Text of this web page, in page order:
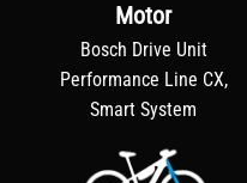
Motor
Bosch Drive Unit
Performance Line CX,
Smart System